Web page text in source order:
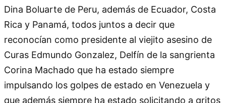
Dina Boluarte de Peru, además de Ecuador, Costa
Rica y Panamá, todos juntos a decir que
reconocían como presidente al viejito asesino de
Curas Edmundo Gonzalez, Delfín de la sangrienta
Corina Machado que ha estado siempre
impulsando los golpes de estado en Venezuela y
que además siempre ha estado solicitando a gritos